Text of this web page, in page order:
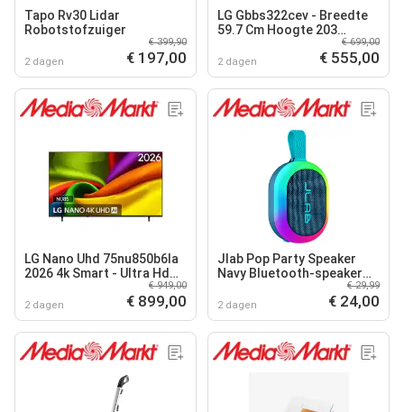
Tapo Rv30 Lidar
Robotstofzuiger
2 dagen
€ 399,90
€ 197,00
LG Gbbs322cev - Breedte
59.7 Cm Hoogte 203
Inhoud 375 L Nofrost Koel-
vriescombinatie Essence
2 dagen
€ 699,00
€ 555,00
LG Nano Uhd 75nu850b6la
2026 4k Smart - Ultra Hd
2 dagen
€ 949,00
€ 899,00
Jlab Pop Party Speaker
Navy Bluetooth-speaker
2 dagen
€ 29,99
€ 24,00